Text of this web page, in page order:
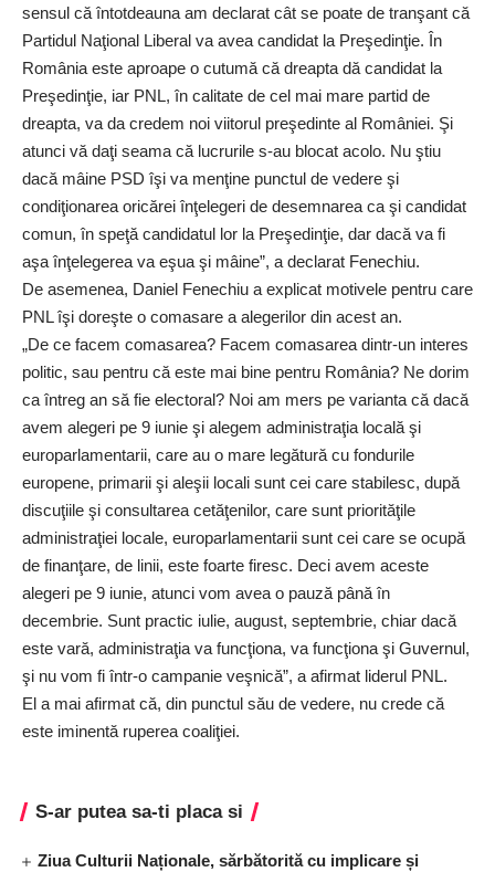
sensul că întotdeauna am declarat cât se poate de tranşant că
Partidul Naţional Liberal va avea candidat la Preşedinţie. În
România este aproape o cutumă că dreapta dă candidat la
Preşedinţie, iar PNL, în calitate de cel mai mare partid de
dreapta, va da credem noi viitorul preşedinte al României. Şi
atunci vă daţi seama că lucrurile s-au blocat acolo. Nu ştiu
dacă mâine PSD îşi va menţine punctul de vedere şi
condiţionarea oricărei înţelegeri de desemnarea ca şi candidat
comun, în speţă candidatul lor la Preşedinţie, dar dacă va fi
aşa înţelegerea va eşua şi mâine”, a declarat Fenechiu.
De asemenea, Daniel Fenechiu a explicat motivele pentru care
PNL îşi doreşte o comasare a alegerilor din acest an.
„De ce facem comasarea? Facem comasarea dintr-un interes
politic, sau pentru că este mai bine pentru România? Ne dorim
ca întreg an să fie electoral? Noi am mers pe varianta că dacă
avem alegeri pe 9 iunie şi alegem administraţia locală şi
europarlamentarii, care au o mare legătură cu fondurile
europene, primarii şi aleşii locali sunt cei care stabilesc, după
discuţiile şi consultarea cetăţenilor, care sunt priorităţile
administraţiei locale, europarlamentarii sunt cei care se ocupă
de finanţare, de linii, este foarte firesc. Deci avem aceste
alegeri pe 9 iunie, atunci vom avea o pauză până în
decembrie. Sunt practic iulie, august, septembrie, chiar dacă
este vară, administraţia va funcţiona, va funcţiona şi Guvernul,
şi nu vom fi într-o campanie veşnică”, a afirmat liderul PNL.
El a mai afirmat că, din punctul său de vedere, nu crede că
este iminentă ruperea coaliţiei.
S-ar putea sa-ti placa si
Ziua Culturii Naționale, sărbătorită cu implicare și